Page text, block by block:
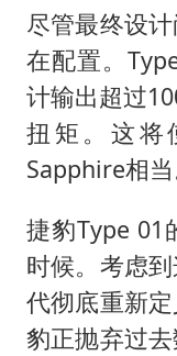
尽管最终设
在配置。
计输出超过
扭矩。这将
Sapphire相当
捷豹Type 01
时候。考虑
代彻底重新
豹正抛弃过